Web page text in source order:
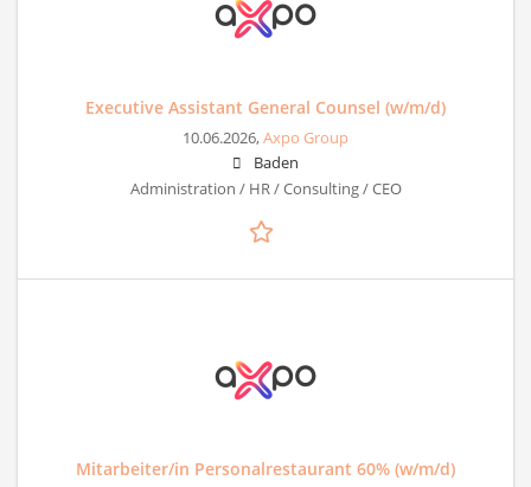
Executive Assistant General Counsel (w/m/d)
10.06.2026,Axpo Group
Baden
Administration / HR / Consulting / CEO
Mitarbeiter/in Personalrestaurant 60% (w/m/d)